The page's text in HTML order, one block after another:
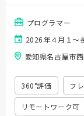
プログラマー
2026年４月１～
愛知県名古屋市
360°評価 フ
リモートワーク可